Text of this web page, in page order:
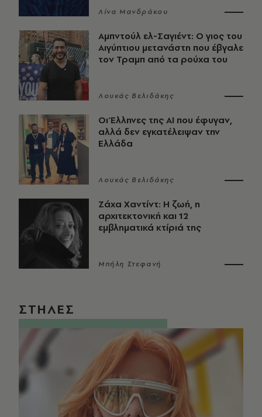
Λίνα Μανδράκου
Αμπντούλ ελ-Σαγιέντ: Ο γιος του
Αιγύπτιου μετανάστη που έβγαλε
τον Τραμπ από τα ρούχα του
Λουκάς Βελιδάκης
Οι Έλληνες της ΑΙ που έφυγαν,
αλλά δεν εγκατέλειψαν την
Ελλάδα
Λουκάς Βελιδάκης
Ζάχα Χαντίντ: Η ζωή, η
αρχιτεκτονική και 12
εμβληματικά κτίριά της
Μπήλη Στεφανή
ΣΤΗΛΕΣ